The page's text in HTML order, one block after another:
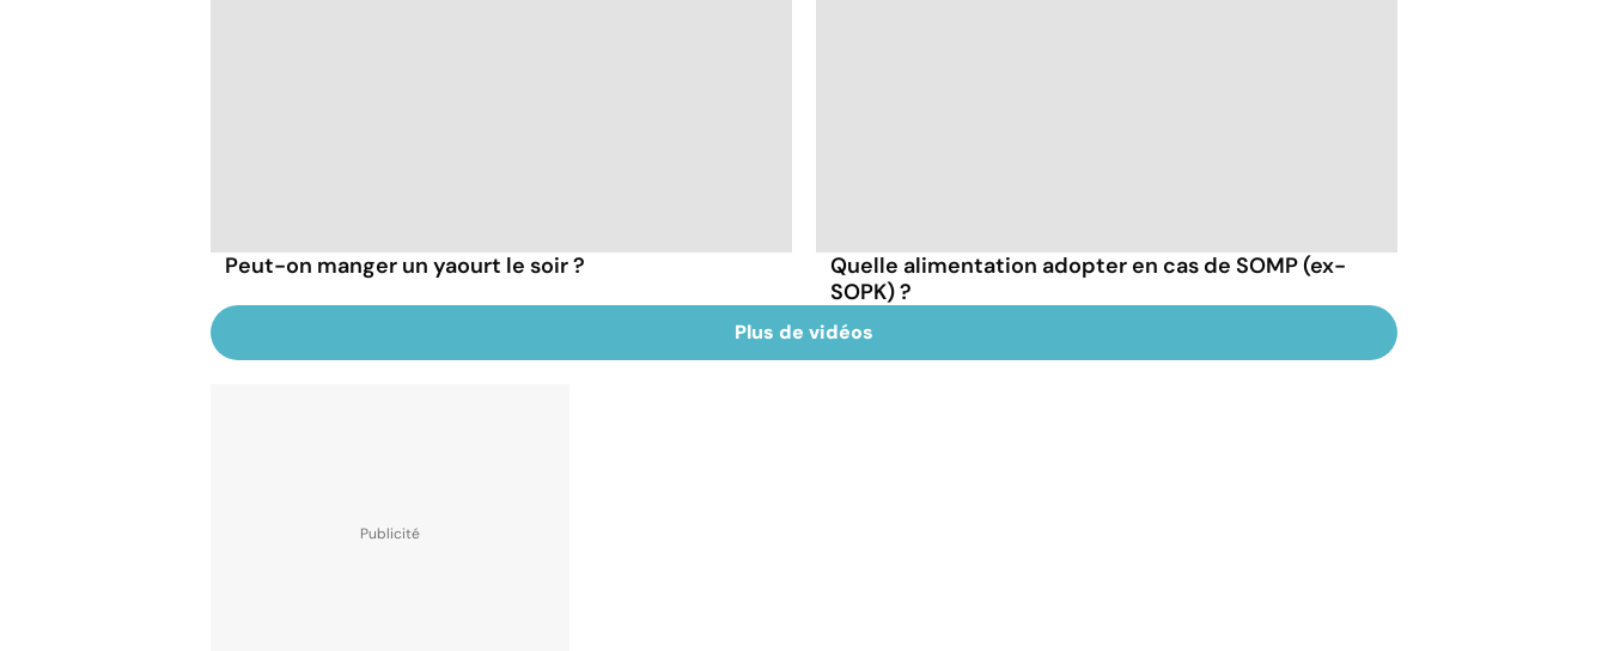
Peut-on manger un yaourt le soir ?
Quelle alimentation adopter en cas de SOMP (ex-
SOPK) ?
Plus de vidéos